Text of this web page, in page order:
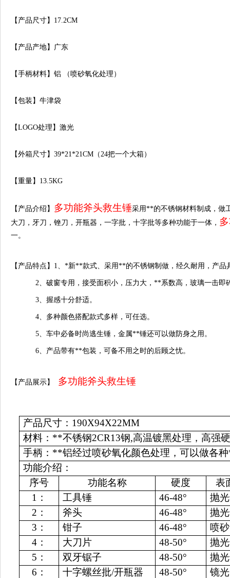
【产品尺寸】17.2CM
【产品产地】广东
【手柄材料】铝 （喷砂氧化处理）
【包装】牛津袋
【LOGO处理】激光
【外箱尺寸】39*21*21CM（24把一个大箱）
【重量】13.5KG
【产品介绍】 多功能斧头救生锤采用**的不锈钢材料制成，做
大刀，牙刀，锉刀，开瓶器，一字批，十字批等多种功能于一体，
一。
【产品特点】 1 、*新**款式、采用**的不锈钢制做，经久耐用， 产品
2、破窗专用，接受面积小，压力大， **系数高，玻璃一击即
3、握感十分舒适。
4、多种颜色搭配款式多样，可任选。
5、车中必备时尚逃生锤， 金属**锤还可以做防身之用。
6、 产品带有**包装，可备不用之时的后顾之忧。
【产品展示】 多功能斧头救生锤
产品尺寸：190X94X22MM
材料：**不锈钢2CR13钢,高温镀黑处理，高强
手柄：**铝经过喷砂氧化颜色处理，可以做各
功能介绍：
序号
功能名称 硬度
表
1：
工具锤 46-48°
抛
2：
斧头 46-48°
抛
3：
钳子 46-48°
喷砂
4：
大刀片 48-50°
抛
5：
双牙锯子 48-50°
抛
6：
十字螺丝批/开瓶器 48-50°
镜光